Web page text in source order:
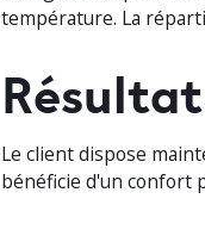
température. La
Le client dispose
bénéficie d'un confort